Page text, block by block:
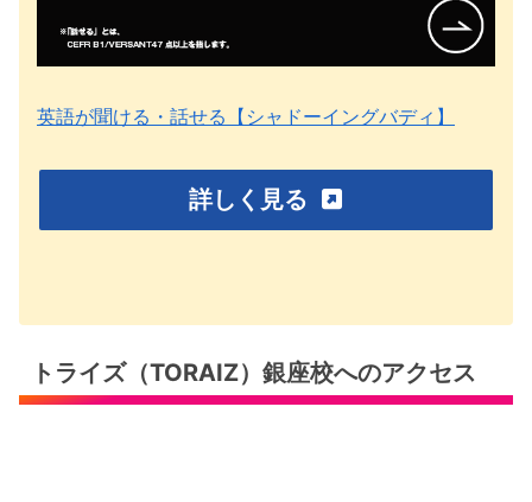
英語が聞ける・話せる【シャドーイングバディ】
詳しく見る
トライズ（TORAIZ）銀座校へのアクセス